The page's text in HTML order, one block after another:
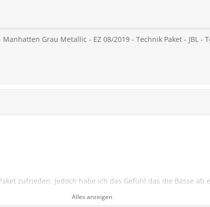
Grau Metallic - EZ 08/2019 - Technik Paket - JBL -
zufrieden. Jedoch habe ich das Gefühl das die Bässe ab
Alles anzeigen